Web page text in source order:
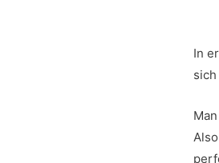
In